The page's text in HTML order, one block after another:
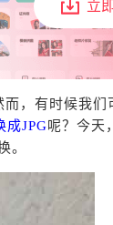
立
，有时候我们
成JPG呢？今天
。